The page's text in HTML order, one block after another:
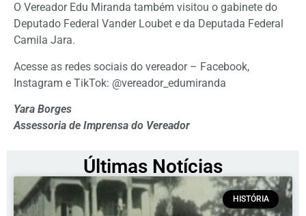
O Vereador Edu Miranda também visitou o gabinete do
Deputado Federal Vander Loubet e da Deputada Federal
Camila Jara.
Acesse as redes sociais do vereador – Facebook,
Instagram e TikTok: @vereador_edumiranda
Yara Borges
Assessoria de Imprensa do Vereador
Últimas Notícias
HISTÓRIA